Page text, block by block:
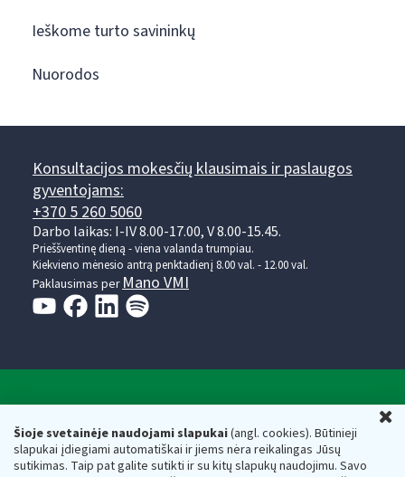
Šioje svetainėje naudojami slapukai(angl. cookies). Būtinieji
slapukai įdiegiami automatiškai ir jiems nėra reikalingas Jūsų
sutikimas. Taip pat galite sutikti ir su kitų slapukų naudojimu. Savo
Ieškome turto savininkų
Nuorodos
Konsultacijos mokesčių klausimais ir paslaugos
gyventojams:
+370 5 260 5060
Darbo laikas: I-IV 8.00-17.00, V 8.00-15.45.
Prieššventinę dieną - viena valanda trumpiau.
Kiekvieno mėnesio antrą penktadienį 8.00 val. - 12.00 val.
Paklausimas per Mano VMI
Respublikos finansų ministerijos
Biudžetinė įstaiga. Juridinio asmens kodas — 188659752,